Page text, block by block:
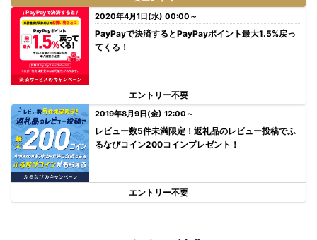
2020年4月1日(水) 00:00～
PayPayで決済するとPayPayポイント最大1.5%戻っ
てくる！
エントリー不要
2019年8月9日(金) 12:00～
レビュー数5件未満限定！返礼品のレビュー投稿でふ
るなびコイン200コインプレゼント！
エントリー不要